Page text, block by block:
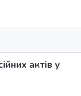
актів у